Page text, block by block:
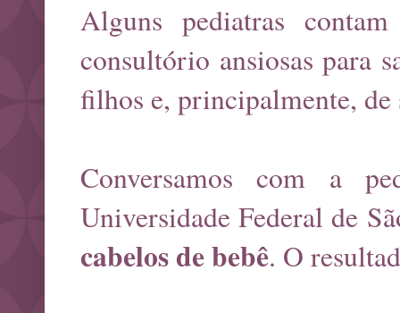
Alguns pediatras
consultório ansiosas para
filhos e, principalmente,
Conversamos com a
Universidade Federal de
cabelos de bebê. O